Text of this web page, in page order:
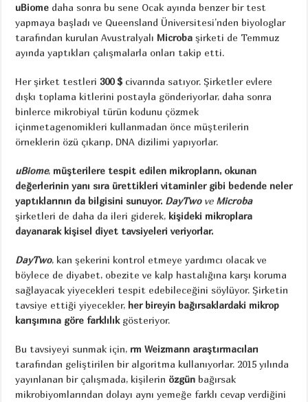
uBiome daha sonra bu sene Ocak ayında benzer bir test
yapmaya başladı ve Queensland Üniversitesi’nden biyologlar
tarafından kurulan Avustralyalı Microba şirketi de Temmuz
ayında yaptıkları çalışmalarla onları takip etti.
Her şirket testleri 300 $ civarında satıyor. Şirketler evlere
dışkı toplama kitlerini postayla gönderiyorlar, daha sonra
binlerce mikrobiyal türün kodunu çözmek
içinmetagenomikleri kullanmadan önce müşterilerin
örneklerin özü çıkarıp, DNA dizilimi yapıyorlar.
uBiome, müşterilere tespit edilen mikropların, okunan
değerlerinin yanı sıra ürettikleri vitaminler gibi bedende neler
yaptıklarının da bilgisini sunuyor. DayTwo ve Microba
şirketleri de daha da ileri giderek, kişideki mikroplara
dayanarak kişisel diyet tavsiyeleri veriyorlar.
DayTwo, kan şekerini kontrol etmeye yardımcı olacak ve
böylece de diyabet, obezite ve kalp hastalığına karşı koruma
sağlayacak yiyecekleri tespit edebileceğini söylüyor. Şirketin
tavsiye ettiği yiyecekler, her bireyin bağırsaklardaki mikrop
karışımına göre farklılıkgösteriyor.
Bu tavsiyeyi sunmak için, rm Weizmann araştırmacıları
tarafından geliştirilen bir algoritma kullanıyorlar. 2015 yılında
yayınlanan bir çalışmada, kişilerin özgün bağırsak
mikrobiyomlarından dolayı aynı yemeğe farklı cevap verdiğini